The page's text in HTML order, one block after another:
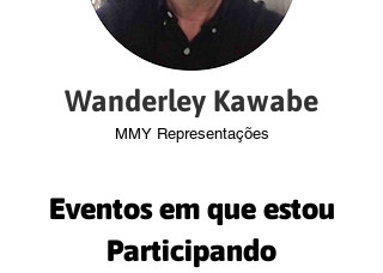
Wanderley Kawabe
MMY Representações
Eventos em que estou
Participando